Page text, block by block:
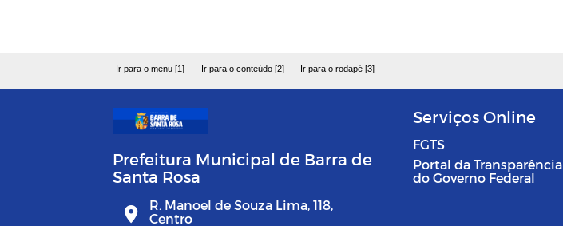
Ir para o menu [1] Ir para o conteúdo [2] Ir para o rodapé [3]
Prefeitura Municipal de Barra de
Santa Rosa
R. Manoel de Souza Lima, 118,
Centro
Serviços Online
FGTS
Portal da Transparência
do Governo Federal